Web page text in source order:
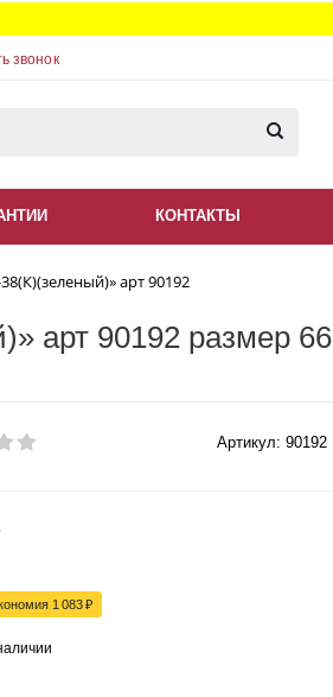
звонок
КОНТАКТЫ
арт 90192
арт 90192 размер 66
Артикул: 90192
1 083₽